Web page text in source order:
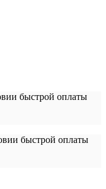
быстрой оплаты
быстрой оплаты